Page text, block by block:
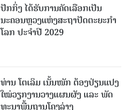
ປັກກິ່ງ ໄດ້ຮັບການຄັດເລືອກເປັນ
ນະຄອນຫຼວງແຫ່ງສະຖາປັດຕະຍະກຳ
ໂລກ ປະຈຳປີ 2029
ທ່ານ ໂຕ​ເລິມ ເນັ້ນໜັກ ຕ້ອງ​ປ່ຽນ​ແປງ​
ໃໝ່​ວຽກ​ງານ​ວາງ​ແຜນ​ຜັງ ແລະ ​ພັດ​
ທະ​ນາ​ພື້ນ​ຖານ​ໂຄງ​ລ່າງ